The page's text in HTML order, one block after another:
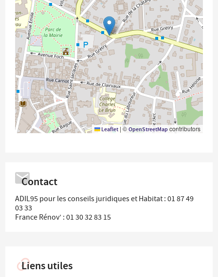
Leaflet | ©OpenStreetMapcontributors
Contact
ADIL95 pour les conseils juridiques et Habitat : 01 87 49
03 33
France Rénov’ : 01 30 32 83 15
Liens utiles